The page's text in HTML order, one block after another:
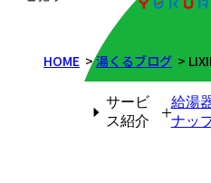
サービ
ス紹介
給湯
ナッ
HOME 湯くるブログ